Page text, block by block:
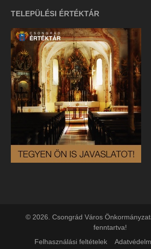
TELEPÜLÉSI ÉRTÉKTÁR
© 2026. Csongrád Város
fenntartva!
Felhasználási feltételek